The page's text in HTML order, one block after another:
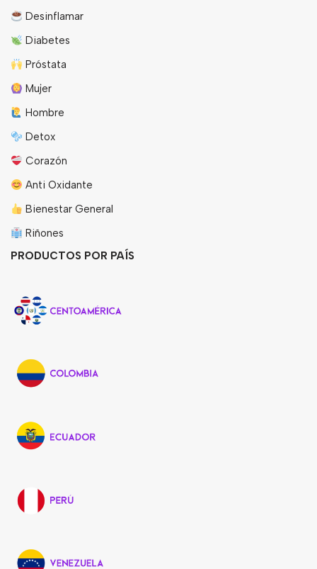
Desinflamar
Diabetes
Próstata
Mujer
Hombre
Detox
Corazón
Anti Oxidante
Bienestar General
Riñones
PRODUCTOS POR PAÍS